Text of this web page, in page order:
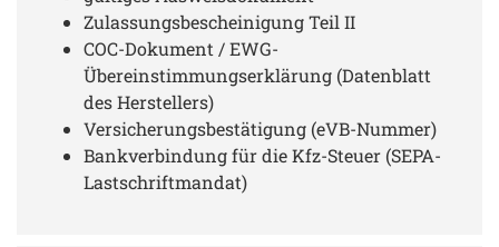
Zulassungsbescheinigung Teil II
COC-Dokument / EWG-
Übereinstimmungserklärung (Datenblatt
des Herstellers)
Versicherungsbestätigung (eVB-Nummer)
Bankverbindung für die Kfz-Steuer (SEPA-
Lastschriftmandat)